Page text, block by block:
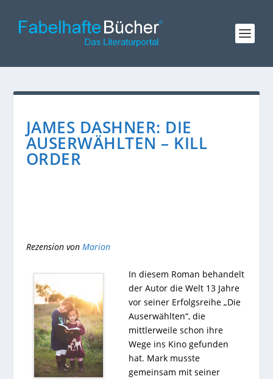
JAMES DASHNER: DIE
AUSERWÄHLTEN – KILL
ORDER
Rezension von Marion
In diesem Roman behandelt
der Autor die Welt 13 Jahre
vor seiner Erfolgsreihe „Die
Auserwählten“, die
mittlerweile schon ihre
Wege ins Kino gefunden
hat. Mark musste
gemeinsam mit seiner